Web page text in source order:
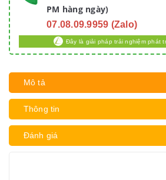
PM hàng ngày)
07.08.09.9959 (Zalo)
Đây là giải pháp trải nghiệm phát
Mô tả
Thông tin
Đánh giá